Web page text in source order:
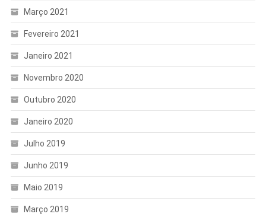
Março 2021
Fevereiro 2021
Janeiro 2021
Novembro 2020
Outubro 2020
Janeiro 2020
Julho 2019
Junho 2019
Maio 2019
Março 2019